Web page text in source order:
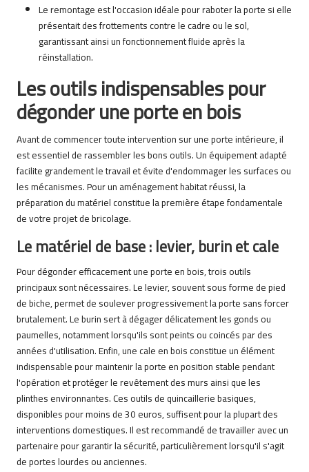
Le remontage est l'occasion idéale pour raboter la porte si elle
présentait des frottements contre le cadre ou le sol,
garantissant ainsi un fonctionnement fluide après la
réinstallation.
Les outils indispensables pour
dégonder une porte en bois
Avant de commencer toute intervention sur une porte intérieure, il
est essentiel de rassembler les bons outils. Un équipement adapté
facilite grandement le travail et évite d'endommager les surfaces ou
les mécanismes. Pour un aménagement habitat réussi, la
préparation du matériel constitue la première étape fondamentale
de votre projet de bricolage.
Le matériel de base : levier, burin et cale
Pour dégonder efficacement une porte en bois, trois outils
principaux sont nécessaires. Le levier, souvent sous forme de pied
de biche, permet de soulever progressivement la porte sans forcer
brutalement. Le burin sert à dégager délicatement les gonds ou
paumelles, notamment lorsqu'ils sont peints ou coincés par des
années d'utilisation. Enfin, une cale en bois constitue un élément
indispensable pour maintenir la porte en position stable pendant
l'opération et protéger le revêtement des murs ainsi que les
plinthes environnantes. Ces outils de quincaillerie basiques,
disponibles pour moins de 30 euros, suffisent pour la plupart des
interventions domestiques. Il est recommandé de travailler avec un
partenaire pour garantir la sécurité, particulièrement lorsqu'il s'agit
de portes lourdes ou anciennes.